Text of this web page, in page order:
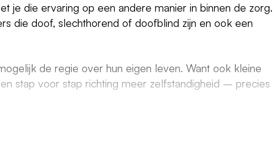
je die ervaring op een andere manier in binnen de zorg.
die doof, slechthorend of doofblind zijn en ook een
de regie over hun eigen leven. Want ook kleine
stap voor stap richting meer zelfstandigheid – precies